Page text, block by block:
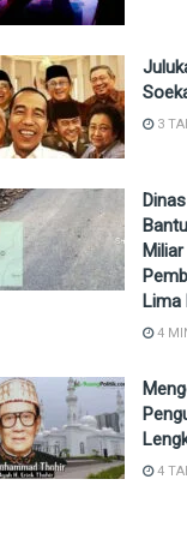
3
Lima
4
4